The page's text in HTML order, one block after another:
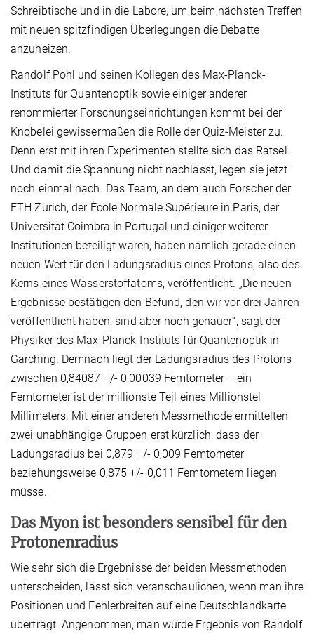
Schreibtische und in die Labore, um beim nächsten Treffen
mit neuen spitzfindigen Überlegungen die Debatte
anzuheizen.
Randolf Pohl und seinen Kollegen des Max-Planck-
Instituts für Quantenoptik sowie einiger anderer
renommierter Forschungseinrichtungen kommt bei der
Knobelei gewissermaßen die Rolle der Quiz-Meister zu.
Denn erst mit ihren Experimenten stellte sich das Rätsel.
Und damit die Spannung nicht nachlässt, legen sie jetzt
noch einmal nach. Das Team, an dem auch Forscher der
ETH Zürich, der Ècole Normale Supérieure in Paris, der
Universität Coimbra in Portugal und einiger weiterer
Institutionen beteiligt waren, haben nämlich gerade einen
neuen Wert für den Ladungsradius eines Protons, also des
Kerns eines Wasserstoffatoms, veröffentlicht. „Die neuen
Ergebnisse bestätigen den Befund, den wir vor drei Jahren
veröffentlicht haben, sind aber noch genauer“, sagt der
Physiker des Max-Planck-Instituts für Quantenoptik in
Garching. Demnach liegt der Ladungsradius des Protons
zwischen 0,84087 +/- 0,00039 Femtometer – ein
Femtometer ist der millionste Teil eines Millionstel
Millimeters. Mit einer anderen Messmethode ermittelten
zwei unabhängige Gruppen erst kürzlich, dass der
Ladungsradius bei 0,879 +/- 0,009 Femtometer
beziehungsweise 0,875 +/- 0,011 Femtometern liegen
müsse.
Das Myon ist besonders sensibel für den
Protonenradius
Wie sehr sich die Ergebnisse der beiden Messmethoden
unterscheiden, lässt sich veranschaulichen, wenn man ihre
Positionen und Fehlerbreiten auf eine Deutschlandkarte
überträgt. Angenommen, man würde Ergebnis von Randolf